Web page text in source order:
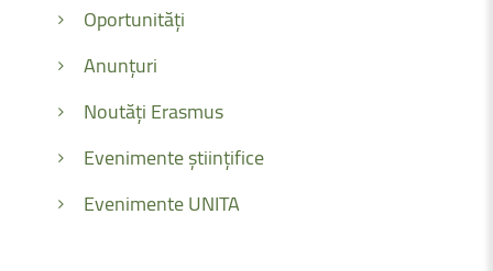
Oportunități
Anunțuri
Noutăți Erasmus
Evenimente științifice
Evenimente UNITA